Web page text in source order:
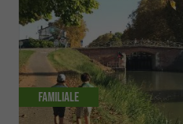
Familiale